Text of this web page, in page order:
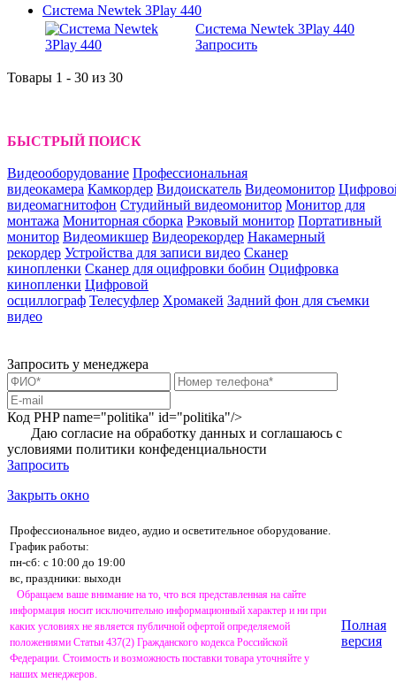
Система Newtek 3Play 440
Система Newtek 3Play 440
Запросить
Товары 1 - 30 из 30
БЫСТРЫЙ ПОИСК
Видеооборудование Профессиональная
видеокамера Камкордер Видоискатель Видеомонитор
видеомагнитофон Студийный видеомонитор Монитор для
монтажа Мониторная сборка Рэковый монитор Портативный
монитор Видеомикшер Видеорекордер Накамерный
рекордер Устройства для записи видео Сканер
кинопленки Сканер для оцифровки бобин Оцифровка
кинопленки Цифровой
осциллограф Телесуфлер Хромакей Задний фон для съемки
видео
Запросить у менеджера
Код PHPname="politika" id="politika"/>
Даю согласие на обработку данных и соглашаюсь с
условиями политики конфеденциальности
Запросить
Закрыть окно
Профессиональное видео, аудио и осветительное оборудование.
График работы:
пн-сб: с 10:00 до 19:00
вс, праздники: выходн
Обращаем ваше внимание на то, что вся представленная на сайте
информация носит исключительно информационный характер и ни при
каких условиях не является публичной офертой определяемой
положениями Статьи 437(2) Гражданского кодекса Российской
Федерации. Стоимость и возможность поставки товара уточняйте у
наших менеджеров.
Полная
версия